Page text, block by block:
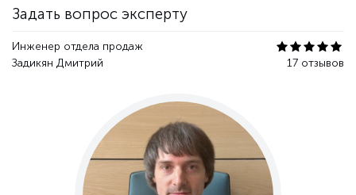
Задать вопрос эксперту
Инженер отдела продаж
Задикян Дмитрий
17 отзывов